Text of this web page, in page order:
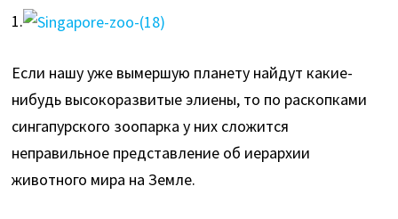
1.
Если нашу уже вымершую планету найдут какие-
нибудь высокоразвитые элиены, то по раскопками
сингапурского зоопарка у них сложится
неправильное представление об иерархии
животного мира на Земле.